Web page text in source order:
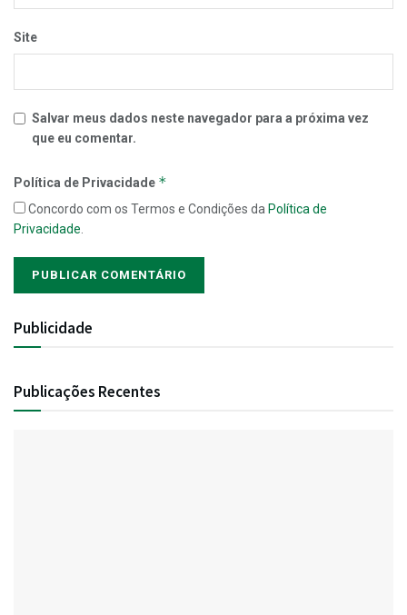
Site
Salvar meus dados neste navegador para a próxima vez
que eu comentar.
Política de Privacidade *
Concordo com os Termos e Condições da Política de
Privacidade
Publicidade
Publicações Recentes